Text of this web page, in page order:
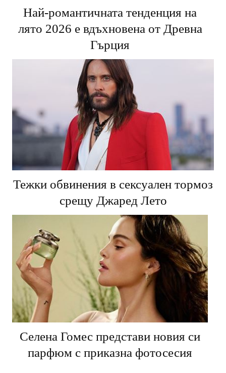
Най-романтичната тенденция на
лято 2026 е вдъхновена от Древна
Гърция
Тежки обвинения в сексуален тормоз
срещу Джаред Лето
Селена Гомес представи новия си
парфюм с приказна фотосесия